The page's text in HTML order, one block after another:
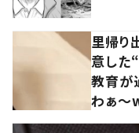
里帰り
意した
教育が
わぁ～